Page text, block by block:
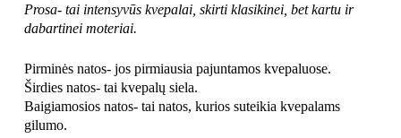
Prosa- tai intensyvūs kvepalai, skirti klasikinei, bet kartu ir
dabartinei moteriai.
Pirminės natos- jos pirmiausia pajuntamos kvepaluose.
Širdies natos- tai kvepalų siela.
Baigiamosios natos- tai natos, kurios suteikia kvepalams
gilumo.